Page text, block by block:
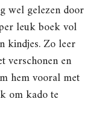
wel gelezen door
leuk boek vol
kindjes. Zo leer
verschonen en
hem vooral met
om kado te